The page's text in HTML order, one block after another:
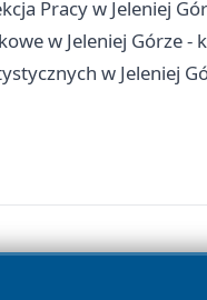
Pracy w Jeleniej
w Jeleniej Górze
w Jeleniej